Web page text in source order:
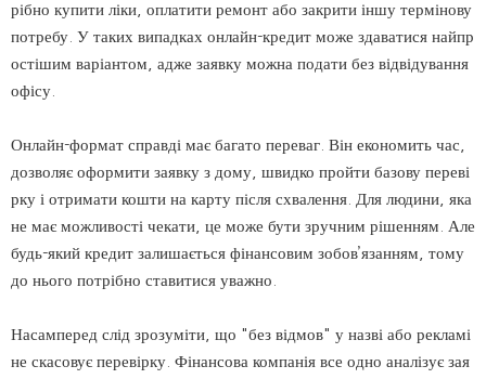
рібно купити ліки, оплатити ремонт або закрити іншу термінову
потребу. У таких випадках онлайн-кредит може здаватися найпр
остішим варіантом, адже заявку можна подати без відвідування
офісу.
Онлайн-формат справді має багато переваг. Він економить час,
дозволяє оформити заявку з дому, швидко пройти базову переві
рку і отримати кошти на карту після схвалення. Для людини, яка
не має можливості чекати, це може бути зручним рішенням. Але
будь-який кредит залишається фінансовим зобов’язанням, тому
до нього потрібно ставитися уважно.
Насамперед слід зрозуміти, що "без відмов" у назві або рекламі
не скасовує перевірку. Фінансова компанія все одно аналізує зая